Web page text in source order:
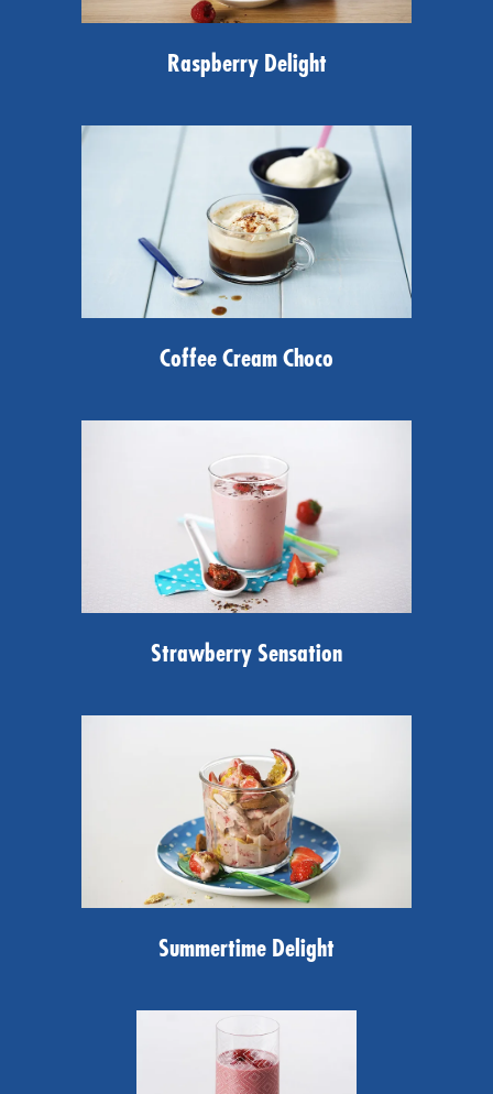
Raspberry Delight
Coffee Cream Choco
Strawberry Sensation
Summertime Delight